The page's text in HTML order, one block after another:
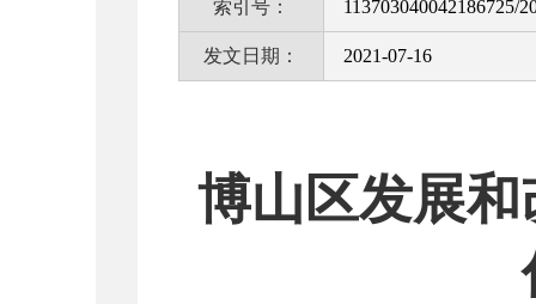
索引号： 113703040042186725/
发文日期： 2021-07-16
博山区发展